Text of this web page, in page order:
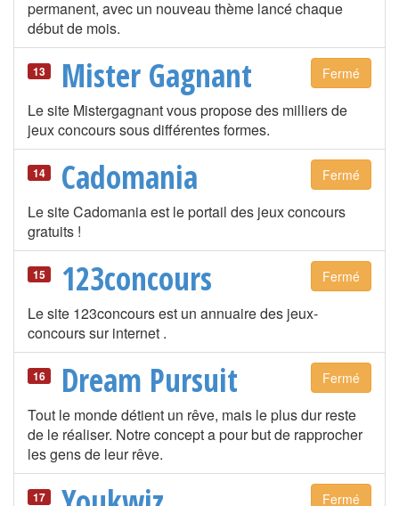
permanent, avec un nouveau thème lancé chaque
début de mois.
13 Mister Gagnant Fermé
Le site Mistergagnant vous propose des milliers de
jeux concours sous différentes formes.
14 Cadomania Fermé
Le site Cadomania est le portail des jeux concours
gratuits !
15 123concours Fermé
Le site 123concours est un annuaire des jeux-
concours sur internet .
16 Dream Pursuit Fermé
Tout le monde détient un rêve, mais le plus dur reste
de le réaliser. Notre concept a pour but de rapprocher
les gens de leur rêve.
17 Fermé